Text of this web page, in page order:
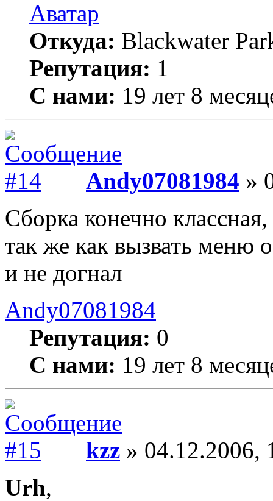
Откуда: Blackwater
Репутация: 1
С нами: 19 лет 8
Andy07081984 »
Сборка конечно
так же как вызвать меню
и не догнал
Andy07081984
Репутация: 0
С нами: 19 лет 8
kzz » 04.12.2006,
Urh,